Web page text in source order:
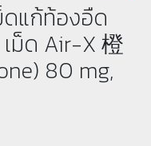
ดแก้ท้องอืด
เม็ด Air-X 橙
80 mg,